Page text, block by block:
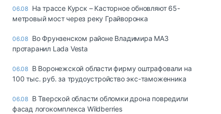
06.08 На трассе Курск – Касторное обновляют 65-
метровый мост через реку Грайворонка
06.08 Во Фрунзенском районе Владимира МАЗ
протаранил Lada Vesta
06.08 В Воронежской области фирму оштрафовали на
100 тыс. руб. за трудоустройство экс-таможенника
06.08 В Тверской области обломки дрона повредили
фасад логокомплекса Wildberries